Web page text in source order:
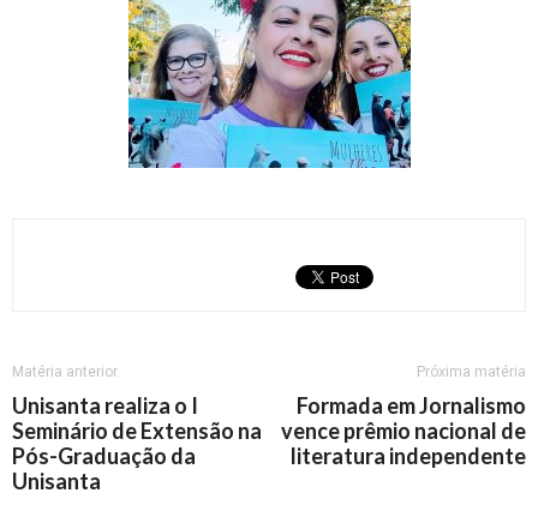
Matéria anterior
Unisanta realiza o I
Seminário de Extensão na
Pós-Graduação da
Unisanta
Próxima matéria
Formada em Jornalismo
vence prêmio nacional de
literatura independente